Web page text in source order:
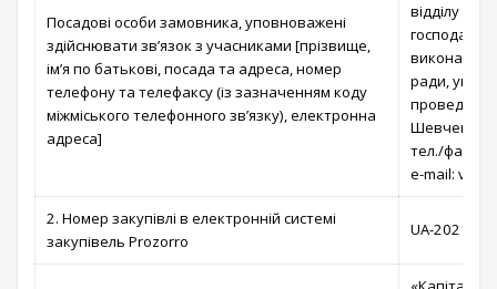
Посадові особи замовника, уповноважені
здійснювати зв’язок з учасниками [прізвище,
ім’я по батькові, посада та адреса, номер
телефону та телефаксу (із зазначенням коду
міжміського телефонного зв’язку), електронна
адреса]
відділу
ради,
Шевченко,
тел./факс:
e-mail:
2. Номер закупівлі в електронній системі
закупівель Prozorro
UA-2021-